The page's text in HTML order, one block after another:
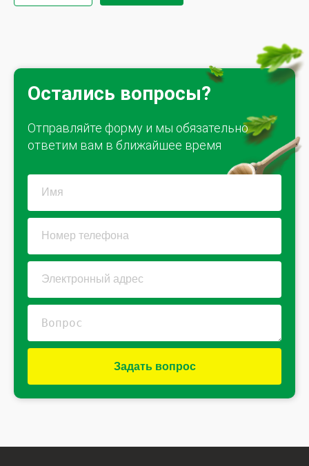
Остались вопросы?
Отправляйте форму и мы обязательно
ответим вам в ближайшее время
Задать вопрос